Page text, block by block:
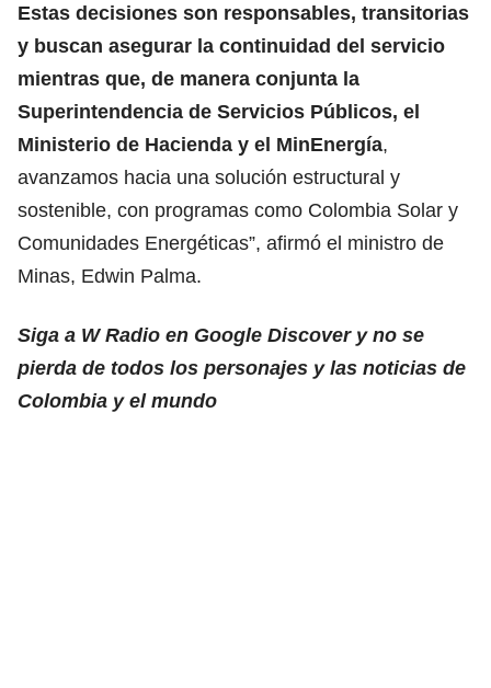
Estas decisiones son responsables, transitorias
y buscan asegurar la continuidad del servicio
mientras que, de manera conjunta la
Superintendencia de Servicios Públicos, el
Ministerio de Hacienda y el MinEnergía,
avanzamos hacia una solución estructural y
sostenible, con programas como Colombia Solar y
Comunidades Energéticas”, afirmó el ministro de
Minas, Edwin Palma.
Siga a W Radio en Google Discover y no se
pierda de todos los personajes y las noticias de
Colombia y el mundo